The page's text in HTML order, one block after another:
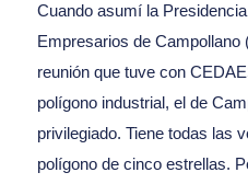
Cuando asumí la
Empresarios de Campollano
reunión que tuve con
polígono industrial, el de
privilegiado. Tiene todas las
polígono de cinco estrellas.